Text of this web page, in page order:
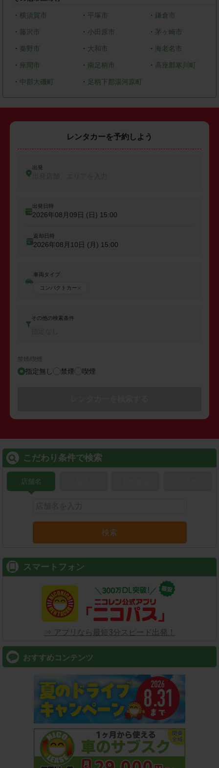
・ 横須賀市 ・ 平塚市 ・ 鎌倉市
・ 藤沢市 ・ 小田原市 ・ 茅ヶ崎市
・ 秦野市 ・ 大和市 ・ 海老名市
・ 座間市 ・ 南足柄市 ・ 高座郡寒川町
・ 中郡大磯町 ・ 足柄下郡湯河原町
レンタカーを予約しよう
出発
出発日時
2026年08月09日 (日) 15:00
返却日時
2026年08月10日 (月) 15:00
車両タイプ
コンパクトカー
その他の検索条件
禁煙/喫煙
指定無し 禁煙 喫煙
こだわり条件で検索
店舗名
検索
スマートフォン
⇒ アプリなら最短3分スピード出発！
おすすめコンテンツ